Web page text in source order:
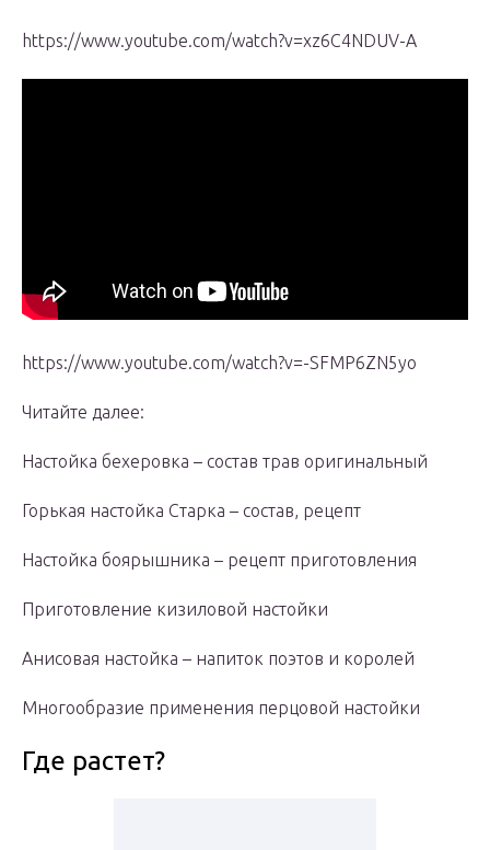
https://www.youtube.com/watch?v=xz6C4NDUV-A
https://www.youtube.com/watch?v=-SFMP6ZN5yo
Читайте далее:
Настойка бехеровка – состав трав оригинальный
Горькая настойка Старка – состав, рецепт
Настойка боярышника – рецепт приготовления
Приготовление кизиловой настойки
Анисовая настойка – напиток поэтов и королей
Многообразие применения перцовой настойки
Где растет?